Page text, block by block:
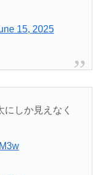
15, 2025
しか見えなく